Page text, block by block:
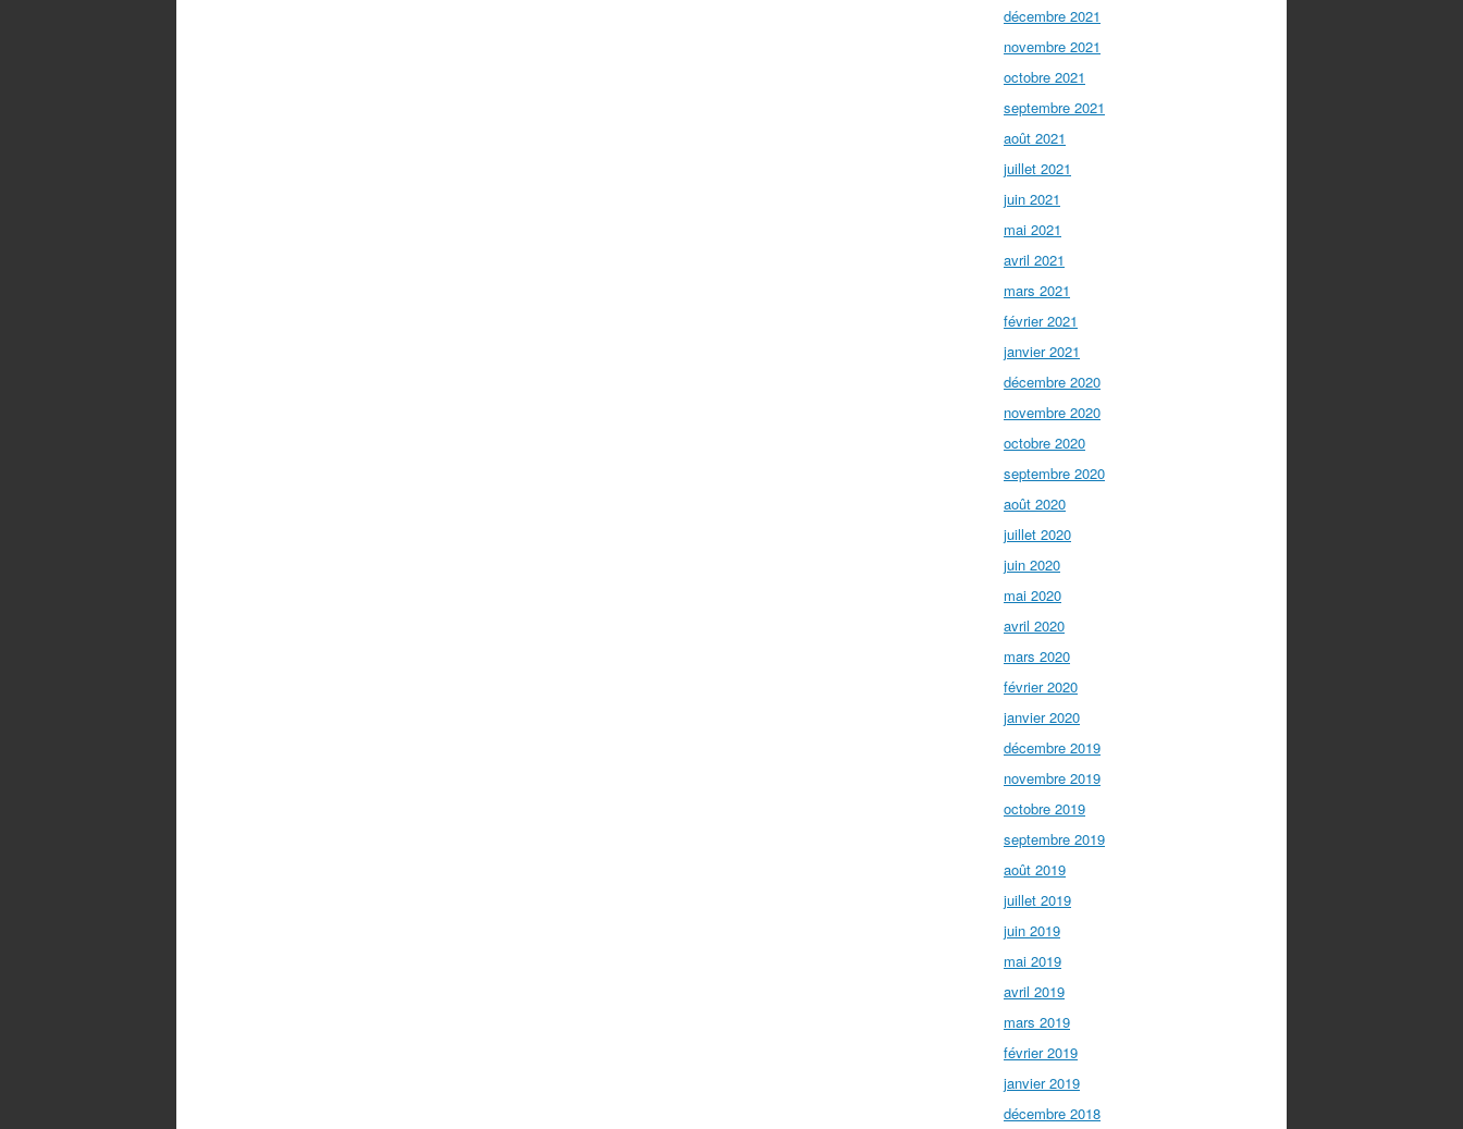
décembre 2021
novembre 2021
octobre 2021
septembre 2021
août 2021
juillet 2021
juin 2021
mai 2021
avril 2021
mars 2021
février 2021
janvier 2021
décembre 2020
novembre 2020
octobre 2020
septembre 2020
août 2020
juillet 2020
juin 2020
mai 2020
avril 2020
mars 2020
février 2020
janvier 2020
décembre 2019
novembre 2019
octobre 2019
septembre 2019
août 2019
juillet 2019
juin 2019
mai 2019
avril 2019
mars 2019
février 2019
janvier 2019
décembre 2018